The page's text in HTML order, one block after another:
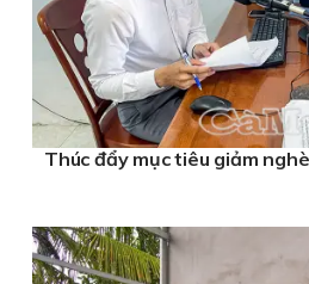
Thúc đẩy mục tiêu giảm